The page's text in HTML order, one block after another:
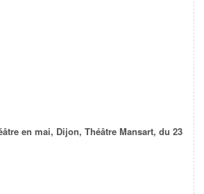
en mai, Dijon, Théâtre Mansart, du 23